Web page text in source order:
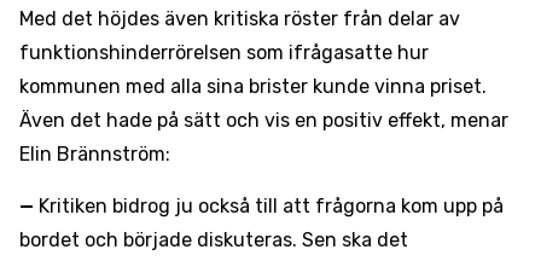
Med det höjdes även kritiska röster från delar av
funktionshinderrörelsen som ifrågasatte hur
kommunen med alla sina brister kunde vinna priset.
Även det hade på sätt och vis en positiv effekt, menar
Elin Brännström:
— Kritiken bidrog ju också till att frågorna kom upp på
bordet och började diskuteras. Sen ska det